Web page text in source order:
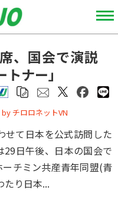
、国会で演説
ナー」
チロロネットVN
て日本を公式訪問した
日午後、日本の国会で
チミン共産青年同盟(青
たり日本...